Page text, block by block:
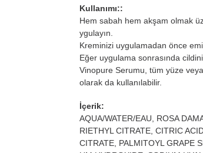
Kullanımı::
Hem sabah hem akşam olmak
ygulayın.
Kreminizi uygulamadan önce
Eğer uygulama sonrasında
Vinopure Serumu, tüm yüze
olarak da kullanılabilir.
İçerik:
AQUA/WATER/EAU, ROSA
RIETHYL CITRATE, CITRIC
CITRATE, PALMITOYL GRAPE